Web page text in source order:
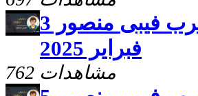
برنامج سلامى اعطيكم مع خادمة الرب فيبى منصور 3
فبراير 2025
762 مشاهدات